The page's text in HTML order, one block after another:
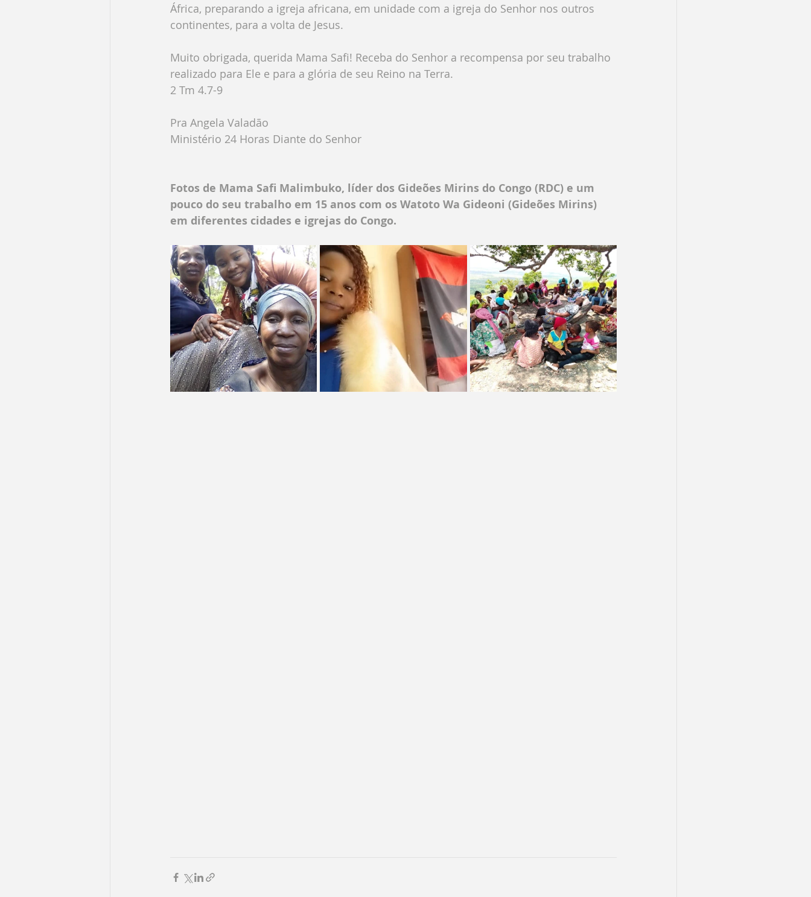
África, preparando a igreja africana, em unidade com a igreja do Senhor nos outros
continentes, para a volta de Jesus.
Muito obrigada, querida Mama Safi! Receba do Senhor a recompensa por seu trabalho
realizado para Ele e para a glória de seu Reino na Terra.
2 Tm 4.7-9
Pra Angela Valadão
Ministério 24 Horas Diante do Senhor
Fotos de Mama Safi Malimbuko, líder dos Gideões Mirins do Congo (RDC) e um
pouco do seu trabalho em 15 anos com os Watoto Wa Gideoni (Gideões Mirins)
em diferentes cidades e igrejas do Congo.